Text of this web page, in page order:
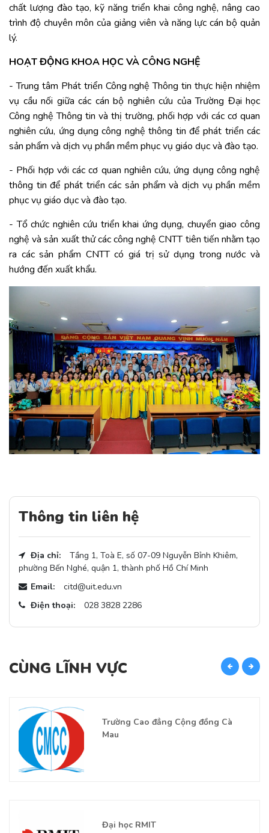
chất lượng đào tạo, kỹ năng triển khai công nghệ, nâng cao
trình độ chuyên môn của giảng viên và năng lực cán bộ quản
lý.
HOẠT ĐỘNG KHOA HỌC VÀ CÔNG NGHỆ
- Trung tâm Phát triển Công nghệ Thông tin thực hiện nhiệm
vụ cầu nối giữa các cán bộ nghiên cứu của Trường Đại học
Công nghệ Thông tin và thị trường, phối hợp với các cơ quan
nghiên cứu, ứng dụng công nghệ thông tin để phát triển các
sản phẩm và dịch vụ phần mềm phục vụ giáo dục và đào tạo.
- Phối hợp với các cơ quan nghiên cứu, ứng dụng công nghệ
thông tin để phát triển các sản phẩm và dịch vụ phần mềm
phục vụ giáo dục và đào tạo.
- Tổ chức nghiên cứu triển khai ứng dụng, chuyển giao công
nghệ và sản xuất thử các công nghệ CNTT tiên tiến nhằm tạo
ra các sản phẩm CNTT có giá trị sử dụng trong nước và
hướng đến xuất khẩu.
Thông tin liên hệ
Địa chỉ:
Tầng 1, Toà E, số 07-09 Nguyễn Bỉnh Khiêm,
phường Bến Nghé, quận 1, thành phố Hồ Chí Minh
Email:
citd@uit.edu.vn
Điện thoại:
028 3828 2286
CÙNG LĨNH VỰC
Trường Cao đẳng Cộng đồng Cà
Mau
Đại học RMIT